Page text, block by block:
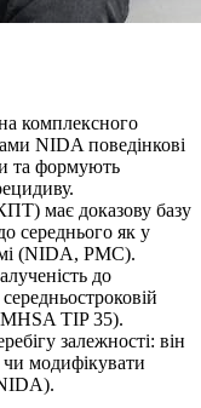
комплексного
NIDA поведінкові
та формують
має доказову базу
середнього як у
(NIDA, PMC).
до
TIP 35).
залежності: він
чи модифікувати